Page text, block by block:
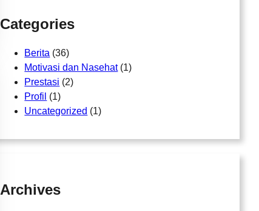
Categories
Berita (36)
Motivasi dan Nasehat(1)
Prestasi (2)
Profil (1)
Uncategorized (1)
Archives